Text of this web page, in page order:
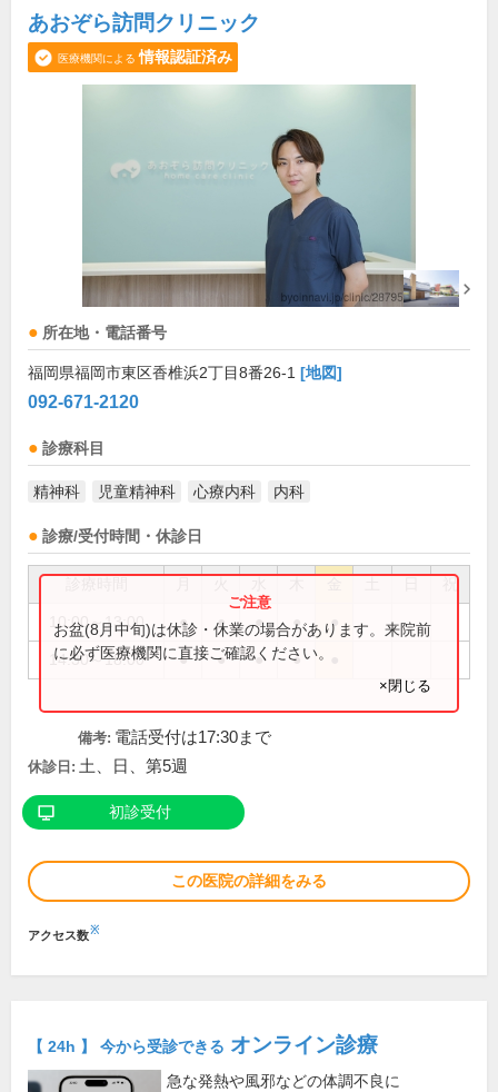
あおぞら訪問クリニック
医療機関による 情報認証済み
所在地・電話番号
福岡県福岡市東区香椎浜2丁目8番26-1 [地図]
092-671-2120
診療科目
精神科 児童精神科 心療内科 内科
診療/受付時間・休診日
祝
10:00～13:00 ● ● ● ● ●
14:30～18:00 ● ● ● ●
お盆(8月中旬)は休診・休業の場合があります。来院前
に必ず医療機関に直接ご確認ください。
×閉じる
備考: 電話受付は17:30まで
休診日: 土、日、第5週
初診受付
この医院の詳細をみる
アクセス数※
【 24h 】 今から受診できる オンライン診療
急な発熱や風邪などの体調不良に